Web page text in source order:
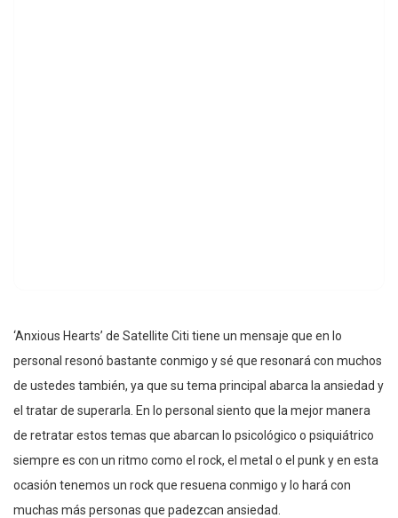
‘Anxious Hearts’ de Satellite Citi tiene un mensaje que en lo
personal resonó bastante conmigo y sé que resonará con muchos
de ustedes también, ya que su tema principal abarca la ansiedad y
el tratar de superarla. En lo personal siento que la mejor manera
de retratar estos temas que abarcan lo psicológico o psiquiátrico
siempre es con un ritmo como el rock, el metal o el punk y en esta
ocasión tenemos un rock que resuena conmigo y lo hará con
muchas más personas que padezcan ansiedad.